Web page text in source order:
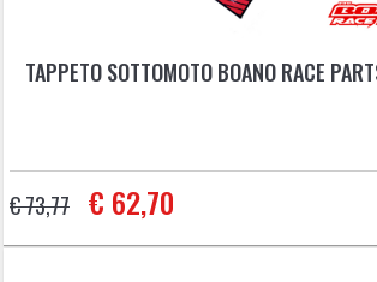
TAPPETO SOTTOMOTO BOANO RACE
€ 73,77 € 62,70